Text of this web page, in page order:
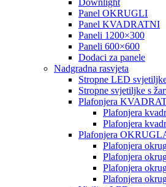
Downlight
Panel OKRUGLI
Panel KVADRATNI
Paneli 1200×300
Paneli 600×600
Dodaci za panele
Nadgradna rasvjeta
Stropne LED
Stropne svjetiljke s
Plafonjera
Plafonjera
Plafonjera
Plafonjera
Plafonjera
Plafonjera
Plafonjera
Plafonjera